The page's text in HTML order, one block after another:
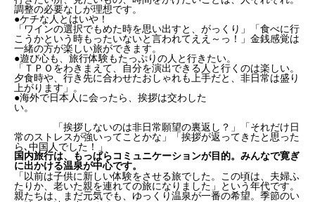
調整の必要なしが理想です。
●ケチな人とはいや！
「ワインの選択でもめた時を思い出すと、がっくり」「食べに行
こうかという時もったいないと言われてええ～っ！」金銭感覚は
一緒の方が楽しい旅ができます。
●遊び心も、旅行体験もたっぷりの人と行きたい。
「ＴＰＯをわきまえて、自分を演出できる人と行くのは楽しい。
夕食時や、行き先に合わせたおしゃれも上手だと、非日常は盛り
上がります」。
●海外で日本人に会ったら、挨拶は交わした
い。
「挨拶しないのは非日常願望の裏返し？」「それだけ日
常のストレスが強いってことかな」「挨拶が返ってきたと思った
ら､中国人でした！」
国内旅行は、もっぱらコミュニケーションが目的。みんなで寛ぎ
に出かける温泉が中心です。
「以前は子供に新しい体験をさせる旅でした。この頃は、夫婦ふ
たりか、老いた親を連れての旅になりました」という年代です。
親たちは、まだ元気でも、ゆっくり温泉が一番の希望。季節のい